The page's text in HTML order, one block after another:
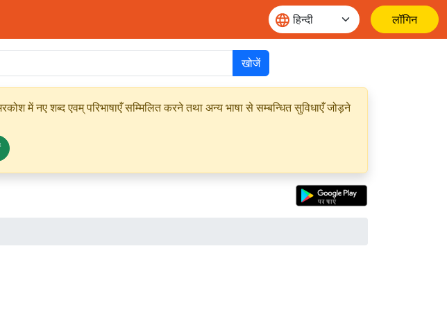
लॉगिन
खोजें
में नए शब्द एवम् परिभाषाएँ सम्मिलित करने तथा अन्य भाषा से सम्बन्धित सुविधाएँ जोड़ने